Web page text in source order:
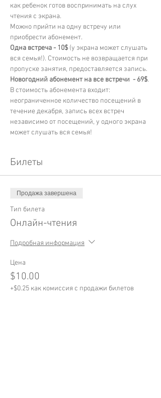
как ребенок готов воспринимать на слух
чтения с экрана.
Можно прийти на одну встречу или
приобрести абонемент.
Одна встреча - 10$ (у экрана может слушать
вся семья!). Стоимость не возвращается при
пропуске занятия, предоставляется запись.
Новогодний абонемент на все встречи  - 69$.
В стоимость абонемента входит:
неограниченное количество посещений в
течение декабря, запись всех встреч
независимо от посещений, у одного экрана
может слушать вся семья!
Билеты
Продажа завершена
Тип билета
Онлайн-чтения
Подробная информация
Цена
$10.00
+$0.25 как комиссия с продажи билетов